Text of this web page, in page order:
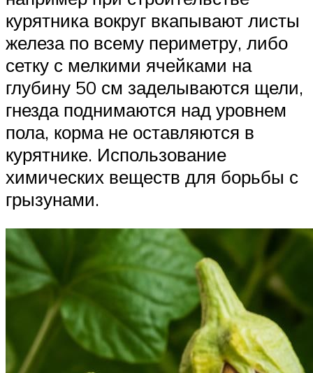
курятника вокруг вкапывают листы
железа по всему периметру, либо
сетку с мелкими ячейками на
глубину 50 см заделываются щели,
гнезда поднимаются над уровнем
пола, корма не оставляются в
курятнике. Использование
химических веществ для борьбы с
грызунами.